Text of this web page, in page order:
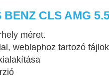
BENZ CLS AMG
méret.
weblaphoz tartozó